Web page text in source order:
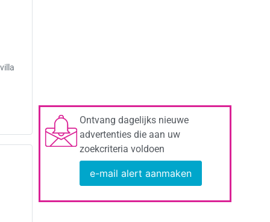
Ontvang dagelijks nieuwe
advertenties die aan uw
zoekcriteria voldoen
e-mail alert aanmaken